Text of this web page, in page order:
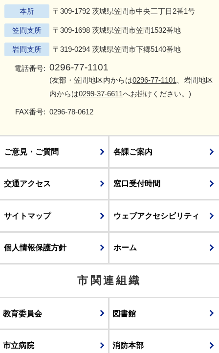
本所 〒309-1792 茨城県笠間市中央三丁目2番1号
笠間支所 〒309-1698 茨城県笠間市笠間1532番地
岩間支所 〒319-0294 茨城県笠間市下郷5140番地
電話番号: 0296-77-1101
(友部・笠間地区内からは0296-77-1101 、岩間地区
内からは0299-37-6611へお掛けください。)
FAX番号: 0296-78-0612
ご意見・ご質問 各課ご案内
交通アクセス 窓口受付時間
サイトマップ ウェブアクセシビリティ
個人情報保護方針 ホーム
市関連組織
教育委員会 図書館
市立病院 消防本部